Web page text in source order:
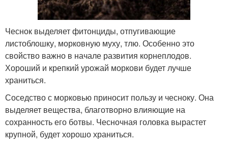
Чеснок выделяет фитонциды, отпугивающие
листоблошку, морковную муху, тлю. Особенно это
свойство важно в начале развития корнеплодов.
Хороший и крепкий урожай моркови будет лучше
храниться.
Соседство с морковью приносит пользу и чесноку. Она
выделяет вещества, благотворно влияющие на
сохранность его ботвы. Чесночная головка вырастет
крупной, будет хорошо храниться.